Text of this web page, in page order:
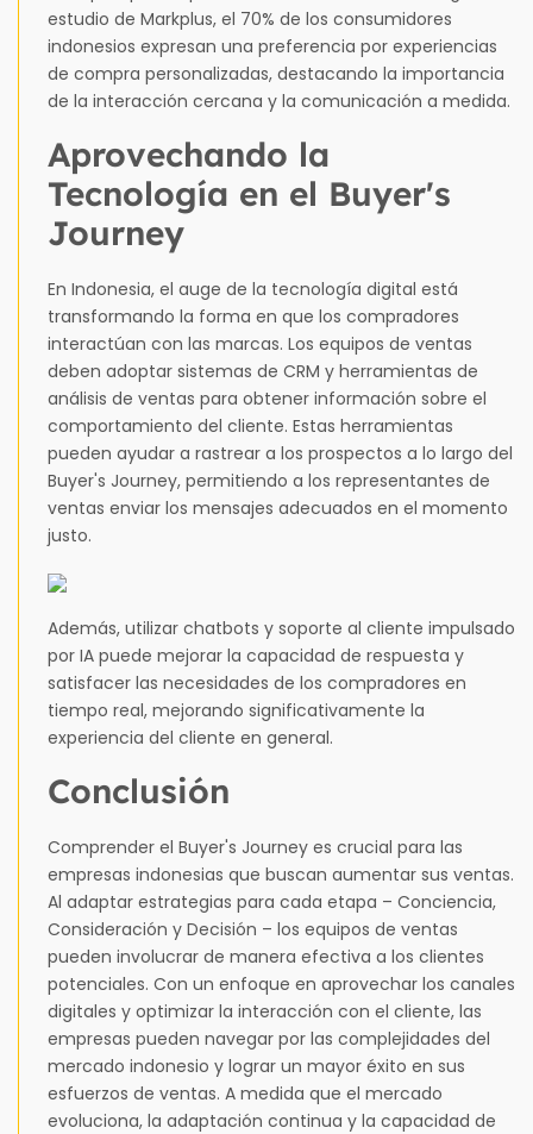
estudio de Markplus, el 70% de los consumidores
indonesios expresan una preferencia por experiencias
de compra personalizadas, destacando la importancia
de la interacción cercana y la comunicación a medida.
Aprovechando la
Tecnología en el Buyer's
Journey
En Indonesia, el auge de la tecnología digital está
transformando la forma en que los compradores
interactúan con las marcas. Los equipos de ventas
deben adoptar sistemas de CRM y herramientas de
análisis de ventas para obtener información sobre el
comportamiento del cliente. Estas herramientas
pueden ayudar a rastrear a los prospectos a lo largo del
Buyer's Journey, permitiendo a los representantes de
ventas enviar los mensajes adecuados en el momento
justo.
Además, utilizar chatbots y soporte al cliente impulsado
por IA puede mejorar la capacidad de respuesta y
satisfacer las necesidades de los compradores en
tiempo real, mejorando significativamente la
experiencia del cliente en general.
Conclusión
Comprender el Buyer's Journey es crucial para las
empresas indonesias que buscan aumentar sus ventas.
Al adaptar estrategias para cada etapa – Conciencia,
Consideración y Decisión – los equipos de ventas
pueden involucrar de manera efectiva a los clientes
potenciales. Con un enfoque en aprovechar los canales
digitales y optimizar la interacción con el cliente, las
empresas pueden navegar por las complejidades del
mercado indonesio y lograr un mayor éxito en sus
esfuerzos de ventas. A medida que el mercado
evoluciona, la adaptación continua y la capacidad de